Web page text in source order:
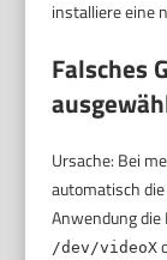
installiere eine
Falsches
Ursache: Bei
automatisch
Anwendung
/dev/videoX